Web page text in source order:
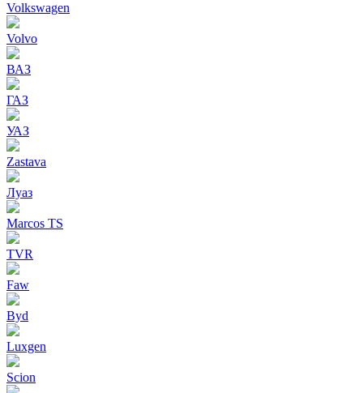
Volkswagen
Volvo
ВАЗ
ГАЗ
УАЗ
Zastava
Луаз
Marcos TS
TVR
Faw
Byd
Luxgen
Scion